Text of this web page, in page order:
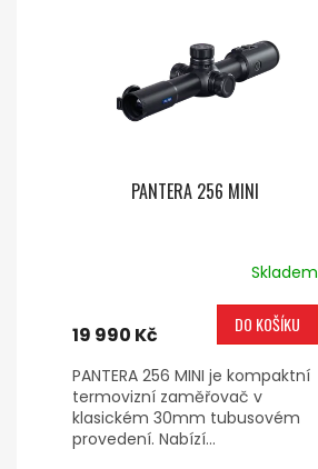
PANTERA 256 MINI
Skladem
19 990 Kč DO KOŠÍKU
PANTERA 256 MINI je kompaktní
termovizní zaměřovač v
klasickém 30mm tubusovém
provedení. Nabízí...